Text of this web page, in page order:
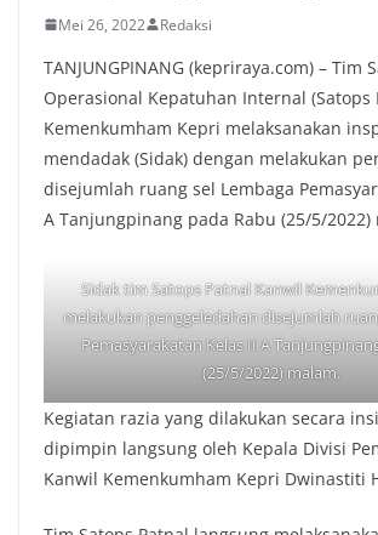
Mei 26, 2022 Redaksi
TANJUNGPINANG (kepriraya.com) – Tim
Operasional Kepatuhan Internal (Satops
Kemenkumham Kepri melaksanakan
mendadak (Sidak) dengan melakukan
disejumlah ruang sel Lembaga
A Tanjungpinang pada Rabu (25/5/2022)
Sidak tim Satops Patnal Kanwil
melakukan penggeledahan disejumlah
Pemasyarakatan Kelas II A
(25/5/2022) malam.
Kegiatan razia yang dilakukan secara
dipimpin langsung oleh Kepala Divisi
Kanwil Kemenkumham Kepri Dwinastiti